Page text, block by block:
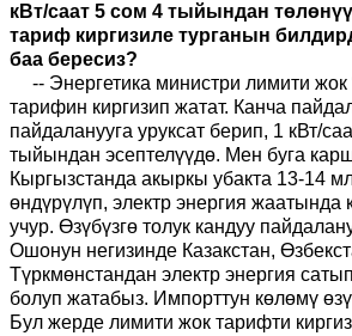
кВт/саат 5 сом 4 тыйындан
тариф киргизиле турганын
баа бересиз?
-- Энергетика министри лимити жок
тарифин киргизип жатат. Канча
пайдаланууга уруксат берип, 1 кВт/
тыйындан эсептелүүдө. Мен буга
Кыргызстанда акыркы убакта 13-14
өндүрүлүп, электр энергия жаатында
учур. Өзүбүзгө толук кандуу
Ошонун негизинде Казакстан,
Түркмөнстандан электр энергия
болуп жатабыз. Импорттун көлөмү
Бул жерде лимити жок тарифти